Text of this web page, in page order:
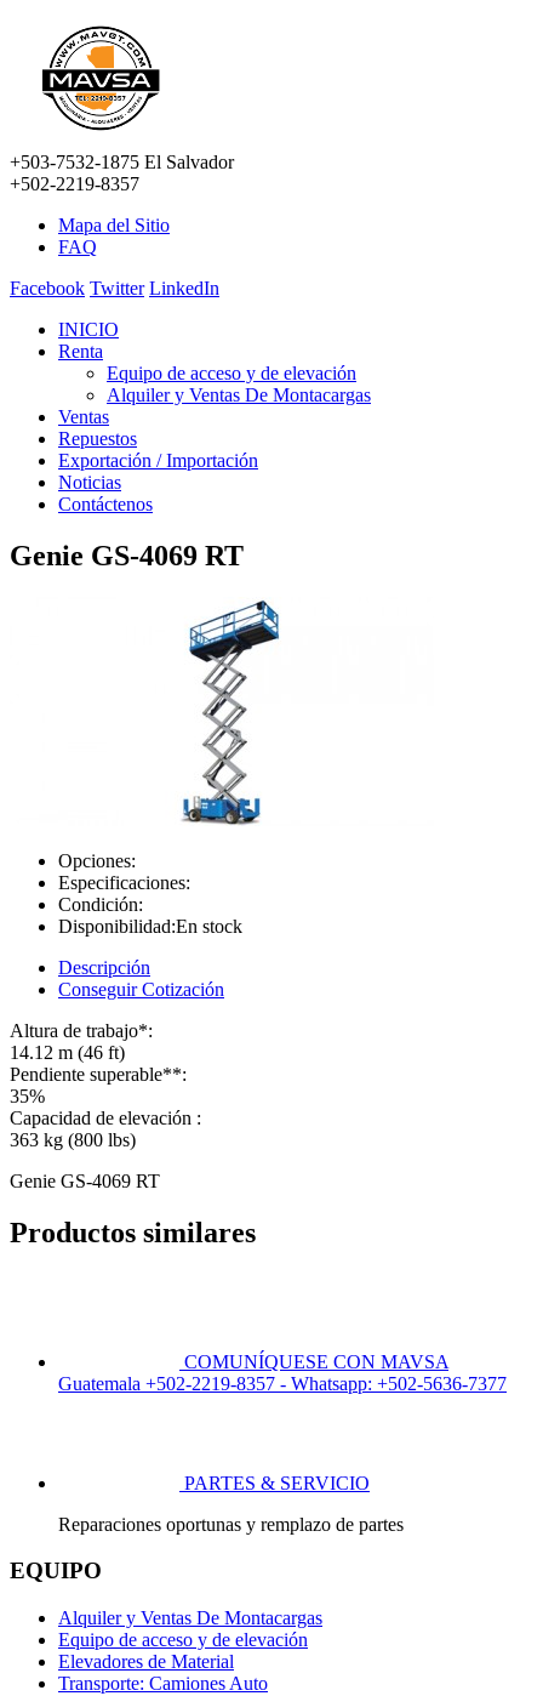
+503-7532-1875 El Salvador
+502-2219-8357
Mapa del Sitio
FAQ
Facebook Twitter LinkedIn
INICIO
Renta
Equipo de acceso y de elevación
Alquiler y Ventas De Montacargas
Ventas
Repuestos
Exportación / Importación
Noticias
Contáctenos
Genie GS-4069 RT
Opciones:
Especificaciones:
Condición:
Disponibilidad:En stock
Descripción
Conseguir Cotización
Altura de trabajo*:
14.12 m (46 ft)
Pendiente superable**:
35%
Capacidad de elevación :
363 kg (800 lbs)
Genie GS-4069 RT
Productos similares
COMUNÍQUESE CON MAVSA
Guatemala +502-2219-8357 - Whatsapp: +502-5636-7377
PARTES & SERVICIO
Reparaciones oportunas y remplazo de partes
EQUIPO
Alquiler y Ventas De Montacargas
Equipo de acceso y de elevación
Elevadores de Material
Transporte: Camiones Auto